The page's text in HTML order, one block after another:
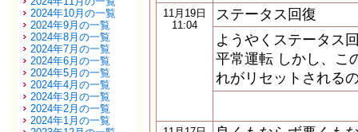
2024年10月の一覧
2024年9月の一覧
2024年8月の一覧
2024年7月の一覧
2024年6月の一覧
2024年5月の一覧
2024年4月の一覧
2024年3月の一覧
2024年2月の一覧
2024年1月の一覧
11月19日
11:04
ステータス回復
ようやくステータス
平常運転 しかし、こ
れがリセットされる